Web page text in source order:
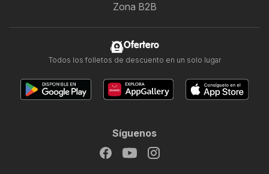
Zona B2B
Ofertero
Todos los folletos de descuento en un solo lugar
Síguenos